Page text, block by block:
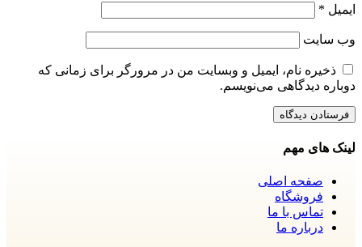
ایمیل *
وب‌ سایت
ذخیره نام، ایمیل و وبسایت من در مرورگر برای زمانی که
دوباره دیدگاهی می‌نویسم.
لینک های مهم
صفحه اصلی
فروشگاه
تماس با ما
درباره ما